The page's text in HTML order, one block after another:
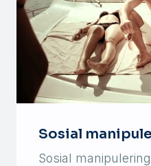
Sosial
Sosial